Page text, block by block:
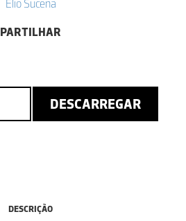
Élio Sucena
PARTILHAR
DESCARREGAR
DESCRIÇÃO